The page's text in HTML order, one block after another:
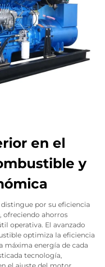
en el
y
por su eficiencia
ofreciendo ahorros
operativa. El avanzado
optimiza la eficiencia
máxima energía de cada
tecnología,